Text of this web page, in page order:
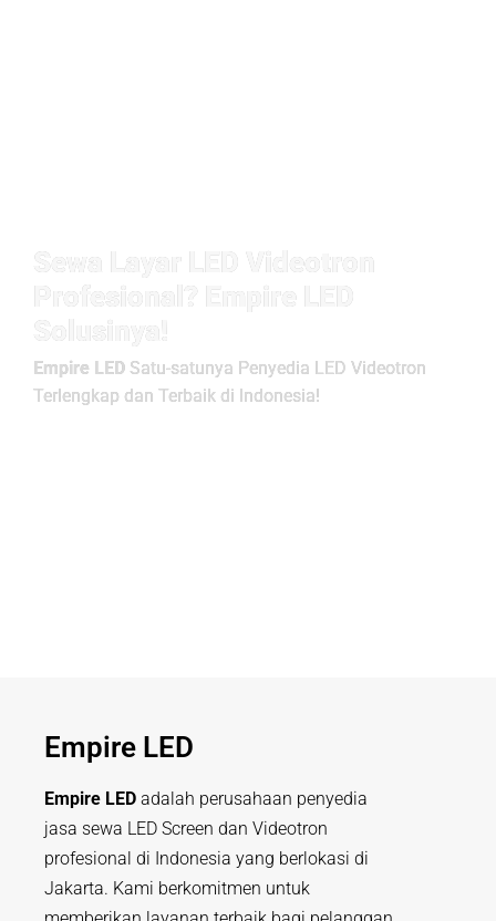
Sewa Layar LED Videotron
Profesional? Empire LED
Solusinya!
Empire LED Satu-satunya Penyedia LED Videotron
Terlengkap dan Terbaik di Indonesia!
Empire LED
Empire LED adalah perusahaan penyedia
jasa sewa LED Screen dan Videotron
profesional di Indonesia yang berlokasi di
Jakarta. Kami berkomitmen untuk